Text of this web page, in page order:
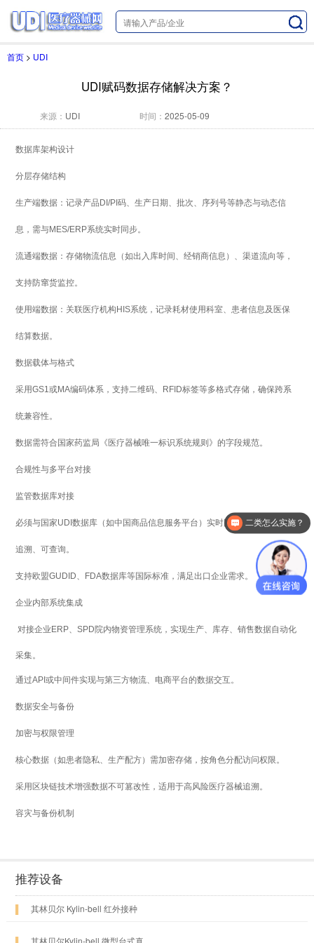
首页> UDI
UDI赋码数据存储解决方案？
来源： UDI 时间： 2025-05-09
数据库架构设计
分层存储结构
生产端数据：记录产品DI/PI码、生产日期、批次、序列号等静态与动态信
息，需与MES/ERP系统实时同步。
流通端数据：存储物流信息（如出入库时间、经销商信息）、渠道流向等，
支持防窜货监控。
使用端数据：关联医疗机构HIS系统，记录耗材使用科室、患者信息及医保
结算数据。
数据载体与格式
采用GS1或MA编码体系，支持二维码、RFID标签等多格式存储，确保跨系
统兼容性。
数据需符合国家药监局《医疗器械唯一标识系统规则》的字段规范。
合规性与多平台对接
监管数据库对接
必须与国家UDI数据库（如中国商品信息服务平台）实时同步，确保数据可
追溯、可查询。
支持欧盟GUDID、FDA数据库等国际标准，满足出口企业需求。
企业内部系统集成
对接企业ERP、SPD院内物资管理系统，实现生产、库存、销售数据自动化
采集。
通过API或中间件实现与第三方物流、电商平台的数据交互。
数据安全与备份
加密与权限管理
核心数据（如患者隐私、生产配方）需加密存储，按角色分配访问权限。
采用区块链技术增强数据不可篡改性，适用于高风险医疗器械追溯。
容灾与备份机制
推荐设备
▌ 其林贝尔 Kylin-bell 红外接种
二类怎么实施？